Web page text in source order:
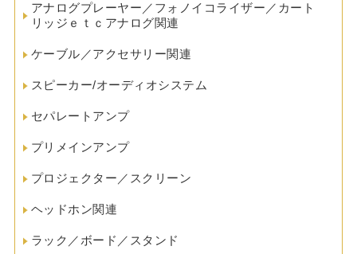
アナログプレーヤー／フォノイコライザー／カート
リッジｅｔｃアナログ関連
ケーブル／アクセサリー関連
スピーカー/オーディオシステム
セパレートアンプ
プリメインアンプ
プロジェクター／スクリーン
ヘッドホン関連
ラック／ボード／スタンド